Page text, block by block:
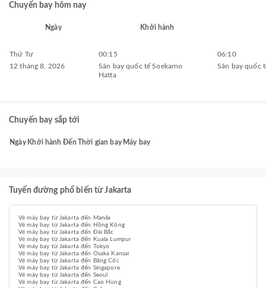
Chuyến bay hôm nay
Ngày Khởi hành
Thứ Tư
12 tháng 8, 2026
00:15
Sân bay quốc tế Soekarno
Hatta
06:10
Sân bay quốc
Chuyến bay sắp tới
Ngày Khởi hành Đến Thời gian bay Máy bay
Tuyến đường phổ biến từ Jakarta
Vé máy bay từ Jakarta đến Manila
Vé máy bay từ Jakarta đến Hồng Kông
Vé máy bay từ Jakarta đến Đài Bắc
Vé máy bay từ Jakarta đến Kuala Lumpur
Vé máy bay từ Jakarta đến Tokyo
Vé máy bay từ Jakarta đến Osaka Kansai
Vé máy bay từ Jakarta đến Băng Cốc
Vé máy bay từ Jakarta đến Singapore
Vé máy bay từ Jakarta đến Seoul
Vé máy bay từ Jakarta đến Cao Hùng